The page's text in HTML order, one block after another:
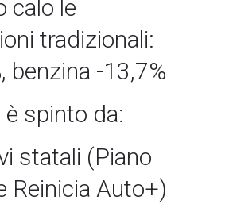
calo le
tradizionali:
benzina -13,7%
spinto da:
statali (Piano
Reinicia Auto+)